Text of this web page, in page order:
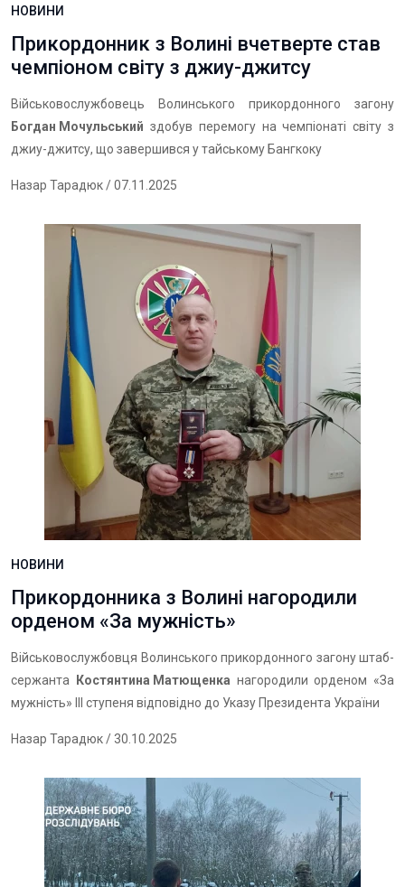
НОВИНИ
Прикордонник з Волині вчетверте став
чемпіоном світу з джиу-джитсу
Військовослужбовець Волинського прикордонного загону
Богдан Мочульський здобув перемогу на чемпіонаті світу з
джиу-джитсу, що завершився у тайському Бангкоку
Назар Тарадюк/ 07.11.2025
НОВИНИ
Прикордонника з Волині нагородили
орденом «За мужність»
Військовослужбовця Волинського прикордонного загону штаб-
сержанта
Костянтина Матющенка нагородили орденом «За
мужність» ІІІ ступеня відповідно до Указу Президента України
Назар Тарадюк/ 30.10.2025